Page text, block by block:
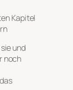
Kapitel
und
noch